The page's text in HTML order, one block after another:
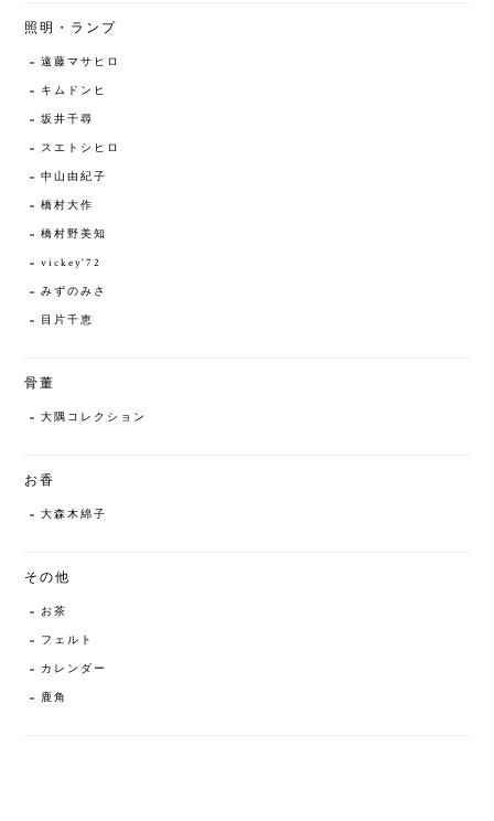
照明・ランプ
遠藤マサヒロ
キムドンヒ
坂井千尋
スエトシヒロ
中山由紀子
橋村大作
橋村野美知
vickey'72
みずのみさ
目片千恵
骨董
大隅コレクション
お香
大森木綿子
その他
お茶
フェルト
カレンダー
鹿角